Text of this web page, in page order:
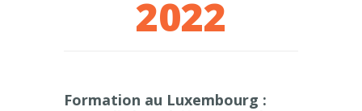
2022
Formation au Luxembourg :